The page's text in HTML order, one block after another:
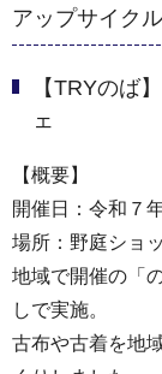
アップサイク
【TRYのば
ェ
【概要】
開催日：令和７
場所：野庭ショ
地域で開催の「
しで実施。
古布や古着を地